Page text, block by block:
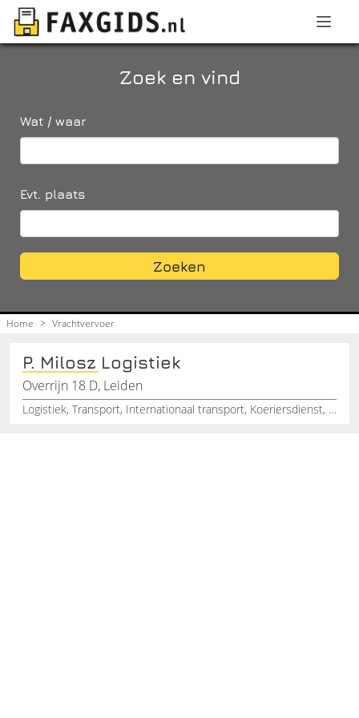
Zoek en vind
Wat / waar
Evt. plaats
Zoeken
Home > Vrachtvervoer
P. Milosz Logistiek
Overrijn 18 D, Leiden
Logistiek, Transport, Internationaal transport, Koeriersdienst, Pakkettendienst, Palletvervoer, Rolcontainer vervoer, Loco vervoer, Dienstverlening vervoer